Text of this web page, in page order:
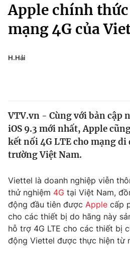
Chính trị
Thế giới
Tin tức
Câu chuyện quốc tế
Kinh tế
Tài chính
Thị trường
Góc doanh nghiệp
Dữ liệu và đời sống
Truyền hình
Phim VTV
Giải trí
Thể thao
Truyền hình
Văn hóa - Giải trí
Apple chính
mạng 4G của
H.Hải
VTV.vn - Cùng với bản cập
iOS 9.3 mới nhất, Apple
kết nối 4G LTE cho mạng
trường Việt Nam.
Viettel là doanh nghiệp viễn
thử nghiệm 4G tại Việt Nam,
động đầu tiên được Apple cấp
cho các thiết bị do hãng này
hỗ trợ 4G LTE cho các thiết bị
động Viettel được thực hiện từ